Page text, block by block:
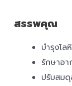
สรรพคุณ
บำรุงโล
รักษาอา
ปรับสม